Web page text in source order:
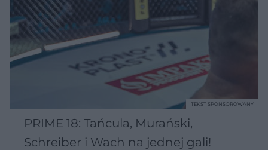
PRIME 18: Tańcula, Murański,
Schreiber i Wach na jednej gali!
TEKST SPONSOROWANY